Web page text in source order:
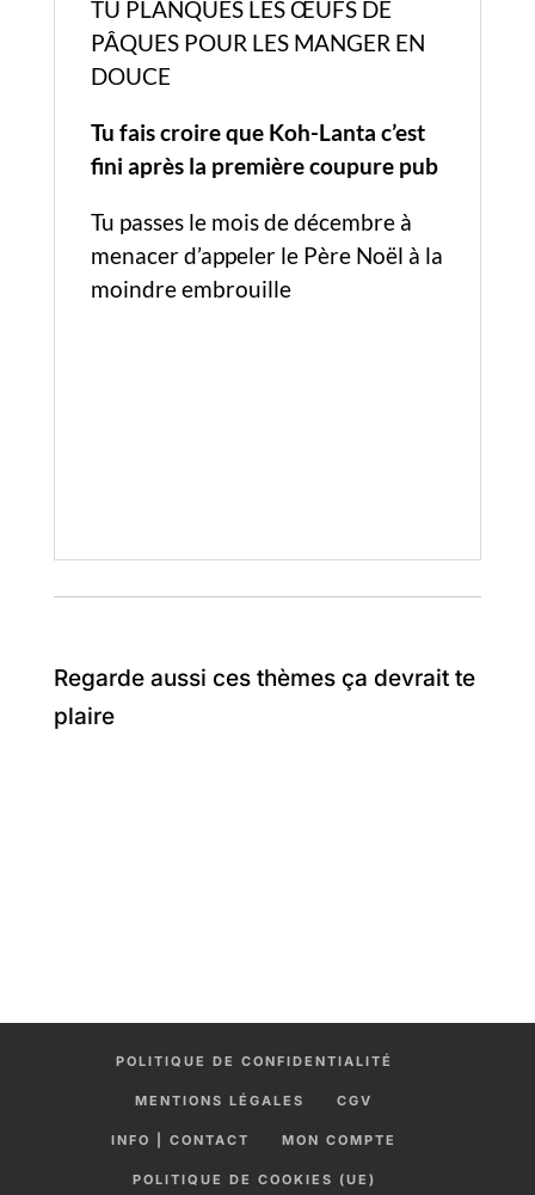
TU PLANQUES LES ŒUFS DE
PÂQUES POUR LES MANGER EN
DOUCE
Tu fais croire que Koh-Lanta c’est
fini après la première coupure pub
Tu passes le mois de décembre à
menacer d’appeler le Père Noël à la
moindre embrouille
Regarde aussi ces thèmes ça devrait te
plaire
POLITIQUE DE CONFIDENTIALITÉ
MENTIONS LÉGALES CGV
INFO | CONTACT MON COMPTE
POLITIQUE DE COOKIES (UE)